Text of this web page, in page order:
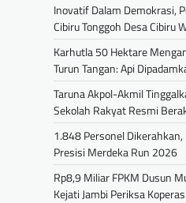
Inovatif Dalam Demokrasi,
Cibiru Tonggoh Desa Cibiru
Karhutla 50 Hektare
Turun Tangan: Api
Taruna Akpol-Akmil
Sekolah Rakyat Resmi
1.848 Personel Dikerahkan,
Presisi Merdeka Run 2026
Rp8,9 Miliar FPKM Dusun
Kejati Jambi Periksa